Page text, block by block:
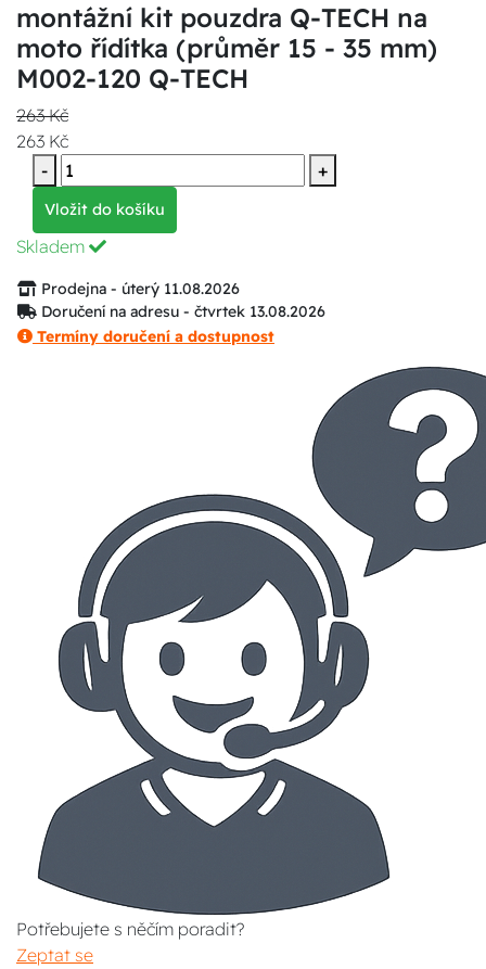
montážní kit pouzdra Q-TECH na
moto řídítka (průměr 15 - 35 mm)
M002-120 Q-TECH
263 Kč
263 Kč
-
+
Vložit do košíku
Skladem
Prodejna - úterý 11.08.2026
Doručení na adresu - čtvrtek 13.08.2026
Termíny doručení a dostupnost
Potřebujete s něčím poradit?
Zeptat se